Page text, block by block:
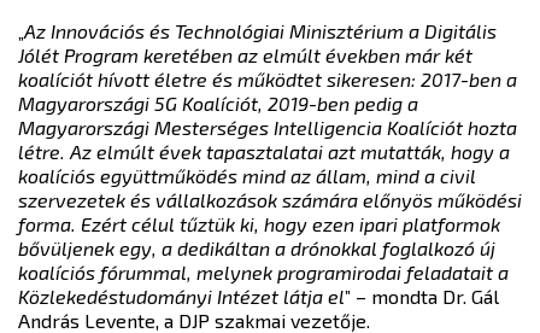
„Az Innovációs és Technológiai Minisztérium a Digitális
Jólét Program keretében az elmúlt években már két
koalíciót hívott életre és működtet sikeresen: 2017-ben a
Magyarországi 5G Koalíciót, 2019-ben pedig a
Magyarországi Mesterséges Intelligencia Koalíciót hozta
létre. Az elmúlt évek tapasztalatai azt mutatták, hogy a
koalíciós együttműködés mind az állam, mind a civil
szervezetek és vállalkozások számára előnyös működési
forma. Ezért célul tűztük ki, hogy ezen ipari platformok
bővüljenek egy, a dedikáltan a drónokkal foglalkozó új
koalíciós fórummal, melynek programirodai feladatait a
Közlekedéstudományi Intézet látja el” – mondta Dr. Gál
András Levente, a DJP szakmai vezetője.